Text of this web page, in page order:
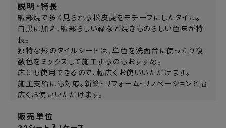
説明・特長
織部焼で多く見られる松皮菱をモチーフにしたタイル。
白黒に加え、織部らしい緑など焼きものらしい色味が特
長。
独特な形のタイルシートは、単色を洗面台に使ったり複
数色をミックスして施工するのもおすすめ。
床にも使用できるので、幅広くお使いいただけます。
施主支給にも対応。新築・リフォーム・リノベーションと幅
広くお使いいただけます。
販売単位